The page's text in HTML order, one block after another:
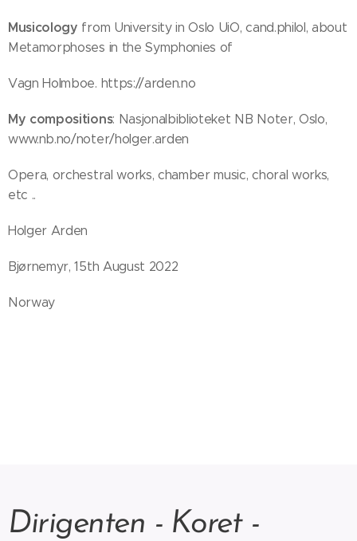
Musicology from University in Oslo UiO, cand.philol, about
Metamorphoses in the Symphonies of
Vagn Holmboe. https://arden.no
My compositions: Nasjonalbiblioteket NB Noter, Oslo,
www.nb.no/noter/holger.arden
Opera, orchestral works, chamber music, choral works,
etc ..
Holger Arden
Bjørnemyr, 15th August 2022
Norway
Dirigenten - Koret -